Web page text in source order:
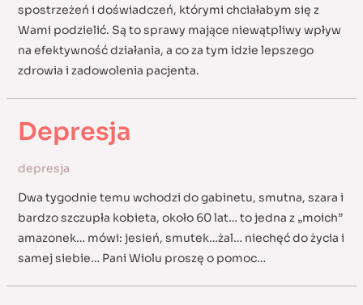
spostrzeżeń i doświadczeń, którymi chciałabym się z
Wami podzielić. Są to sprawy mające niewątpliwy wpływ
na efektywność działania, a co za tym idzie lepszego
zdrowia i zadowolenia pacjenta.
Depresja
depresja
Dwa tygodnie temu wchodzi do gabinetu, smutna, szara i
bardzo szczupła kobieta, około 60 lat… to jedna z „moich”
amazonek… mówi: jesień, smutek…żal… niechęć do życia i
samej siebie… Pani Wiolu proszę o pomoc…